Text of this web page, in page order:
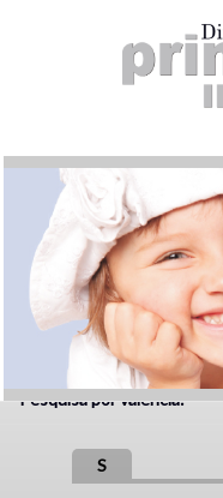
Pesquisa por valência:
S